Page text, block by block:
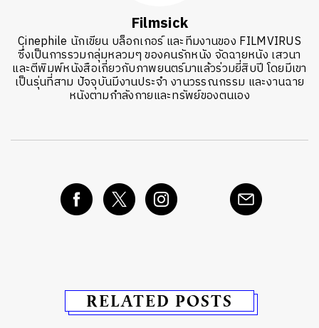
Filmsick
Cinephile นักเขียน บล็อกเกอร์ และทีมงานของ FILMVIRUS
ซึ่งเป็นการรวมกลุ่มหลวมๆ ของคนรักหนัง จัดฉายหนัง เสวนา
และตีพิมพ์หนังสือเกี่ยวกับภาพยนตร์มาแล้วร่วมยี่สิบปี โดยมีเขา
เป็นรุ่นที่สาม ปัจจุบันมีงานประจำ งานวรรณกรรม และงานฉาย
หนังตามกำลังกายและทรัพย์ของตนเอง
RELATED POSTS